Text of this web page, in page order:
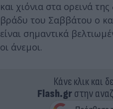
και χιόνια στα ορεινά
βράδυ του Σαββάτου ο
είναι σημαντικά
οι άνεμοι.
Κάνε κλικ και
Flash.grστην